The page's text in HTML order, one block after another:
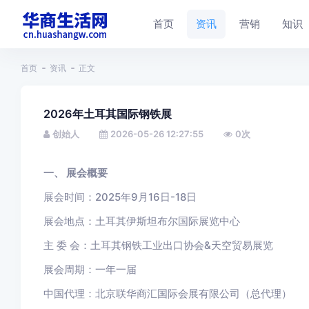
首页 资讯 营销 知识
首页 资讯 正文
2026年土耳其国际钢铁展
创始人 2026-05-26 12:27:55 0次
一、 展会概要
展会时间：2025年9月16日-18日
展会地点：土耳其伊斯坦布尔国际展览中心
主 委 会：土耳其钢铁工业出口协会&天空贸易展览
展会周期：一年一届
中国代理：北京联华商汇国际会展有限公司（总代理）